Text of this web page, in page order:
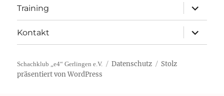
Training
öffnen
Kontakt
öffnen
Schachklub „e4“ Gerlingen e.V. Datenschutz
Stolz
präsentiert von WordPress